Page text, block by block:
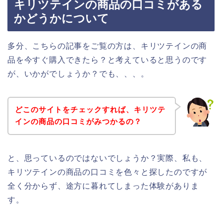
キリツテインの商品の口コミがある
かどうかについて
多分、こちらの記事をご覧の方は、キリツテインの商
品を今すぐ購入できたら？と考えていると思うのです
が、いかがでしょうか？でも、、、。
どこのサイトをチェックすれば、キリツテ
インの商品の口コミがみつかるの？
と、思っているのではないでしょうか？実際、私も、
キリツテインの商品の口コミを色々と探したのですが
全く分からず、途方に暮れてしまった体験がありま
す。